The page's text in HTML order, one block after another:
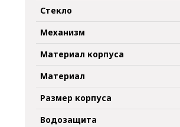
Стекло
Механизм
Материал корпуса
Материал
Размер корпуса
Водозащита